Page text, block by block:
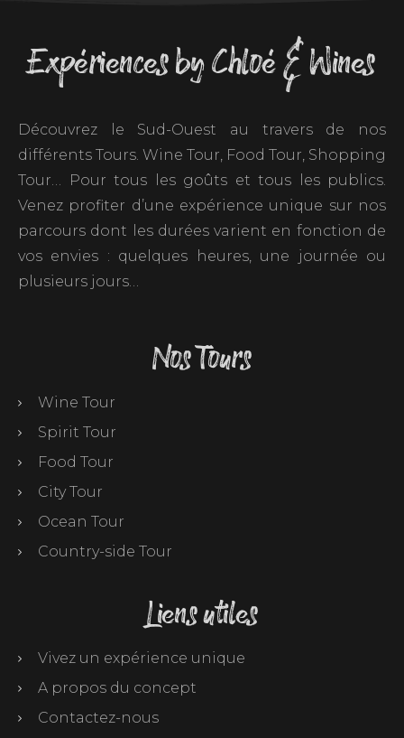
Expériences by Chloé & Wines
Découvrez le Sud-Ouest au travers de nos
différents Tours. Wine Tour, Food Tour, Shopping
Tour… Pour tous les goûts et tous les publics.
Venez profiter d’une expérience unique sur nos
parcours dont les durées varient en fonction de
vos envies : quelques heures, une journée ou
plusieurs jours…
Nos Tours
Wine Tour
Spirit Tour
Food Tour
City Tour
Ocean Tour
Country-side Tour
Liens utiles
Vivez un expérience unique
A propos du concept
Contactez-nous